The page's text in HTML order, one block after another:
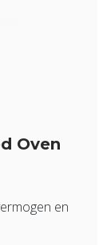
Oven
en